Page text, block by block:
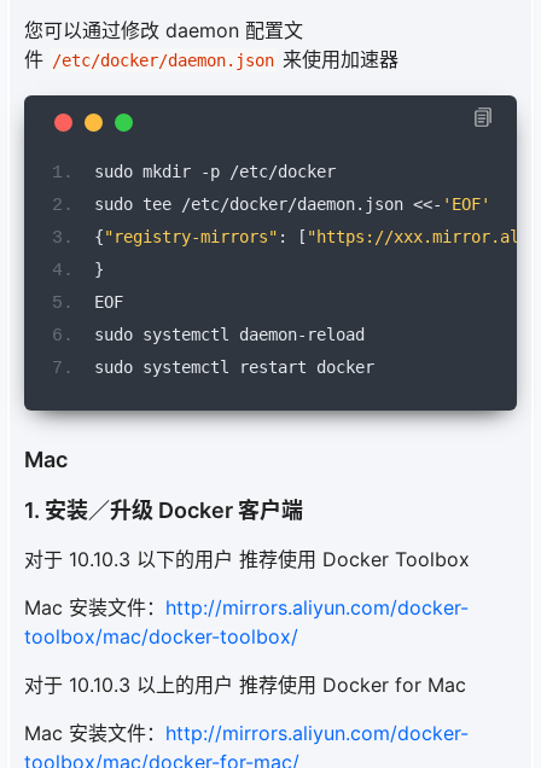
您可以通过修改 daemon 配置文
件 /etc/docker/daemon.json 来使用加速器
sudo mkdir -p /etc/docker
sudo tee
/etc/docker/daemon. json <<- 'EOF'
{"registry-mirrors" : [ "https://
}
EOF
sudo systemctl daemon- reload
sudo systemctl restart docker
Mac
1. 安装／升级 Docker 客户端
对于 10.10.3 以下的用户 推荐使用 Docker Toolbox
Mac 安装文件： http://mirrors.aliyun.com/docker-
toolbox/mac/docker-toolbox/
对于 10.10.3 以上的用户 推荐使用 Docker for Mac
Mac 安装文件： http://mirrors.aliyun.com/docker-
toolbox/mac/docker-for-mac/